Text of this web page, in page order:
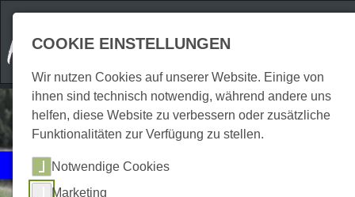
Events
Natur | Exkursionen
COOKIE EINSTELLUNGEN
Wir nutzen Cookies auf unserer Website. Einige von
ihnen sind technisch notwendig, während andere uns
helfen, diese Website zu verbessern oder zusätzliche
Funktionalitäten zur Verfügung zu stellen.
Notwendige Cookies
Marketing